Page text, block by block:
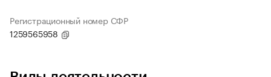
Регистрационный номер СФР
1259565958